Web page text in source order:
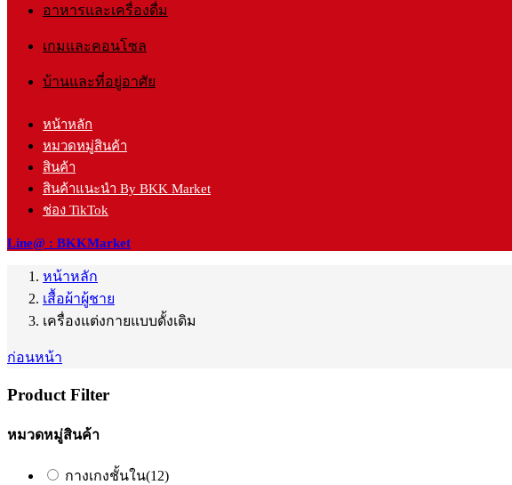
อาหารและเครื่องดื่ม
เกมและคอนโซล
บ้านและที่อยู่อาศัย
หน้าหลัก
หมวดหมู่สินค้า
สินค้า
สินค้าแนะนำ By BKK Market
ช่อง TikTok
Line@ : BKKMarket
หน้าหลัก
เสื้อผ้าผู้ชาย
เครื่องแต่งกายแบบดั้งเดิม
ก่อนหน้า
Product Filter
หมวดหมู่สินค้า
กางเกงชั้นใน(12)